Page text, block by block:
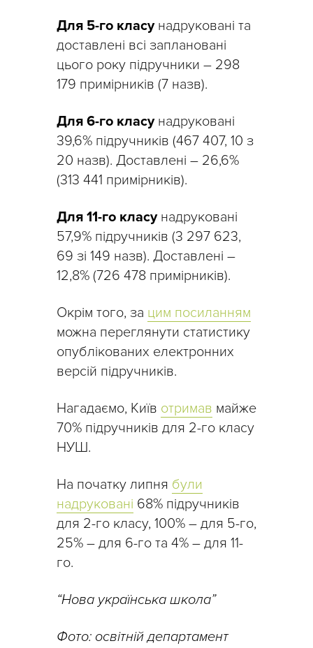
Для 5-го класунадруковані та
доставлені всі заплановані
цього року підручники – 298
179 примірників (7 назв).
Для 6-го класунадруковані
39,6% підручників (467 407, 10 з
20 назв). Доставлені – 26,6%
(313 441 примірників).
Для 11-го класунадруковані
57,9% підручників (3 297 623,
69 зі 149 назв). Доставлені –
12,8% (726 478 примірників).
Окрім того, за цим посиланням
можна переглянути статистику
опублікованих електронних
версій підручників.
Нагадаємо, Київ отримав майже
70% підручників для 2-го класу
НУШ.
На початку липня були
надруковані 68% підручників
для 2-го класу, 100% – для 5-го,
25% – для 6-го та 4% – для 11-
го.
“Нова українська школа”
Фото: освітній департамент